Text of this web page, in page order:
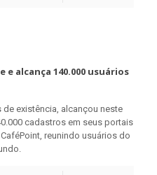
alcança 140.000 usuários
existência, alcançou neste
cadastros em seus portais
reunindo usuários do